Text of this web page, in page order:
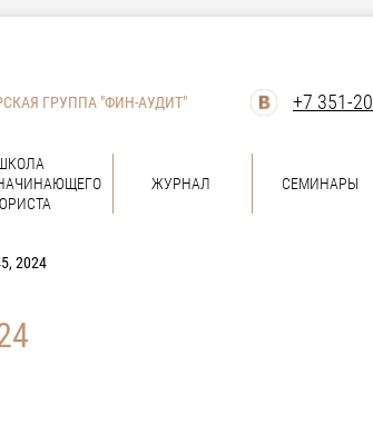
ГРУППА "ФИН-АУДИТ" +7 351-
ЖУРНАЛ СЕМИНАРЫ
2024